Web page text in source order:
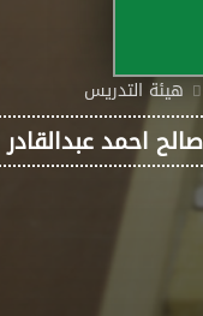
هيئة التدريس
احمد عبدالقادر